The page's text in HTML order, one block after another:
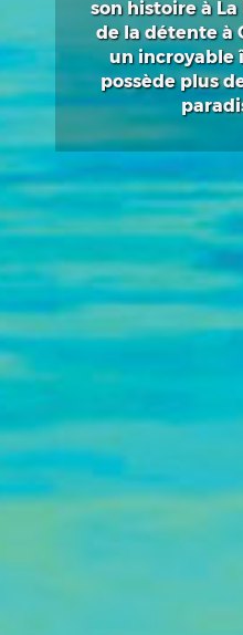
son histoire à
de la détente à
un incroyable
possède plus